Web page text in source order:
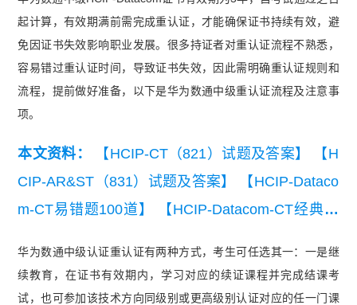
起计算，有效期满前需完成重认证，才能确保证书持续有效，避
免因证书失效影响职业发展。很多持证者对重认证流程不熟悉，
容易错过重认证时间，导致证书失效，因此需明确重认证规则和
流程，提前做好准备，以下是华为数通中级重认证流程及注意事
项。
本文资料： 【HCIP-CT（821）试题及答案】
【H
CIP-AR&ST（831）试题及答案】
【HCIP-Dataco
m-CT易错题100道】
【HCIP-Datacom-CT经典例
1）练习题】
华为数通中级认证重认证有两种方式，考生可任选其一：一是继
续教育，在证书有效期内，学习对应的续证课程并完成结课考
试，也可参加该技术方向同级别或更高级别认证对应的任一门课